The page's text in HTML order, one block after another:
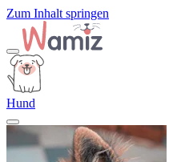
Zum Inhalt springen
Hund